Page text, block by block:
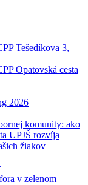
Tešedíkova 3,
Opatovská cesta
2026
komunity: ako
UPJŠ rozvíja
žiakov
v zelenom